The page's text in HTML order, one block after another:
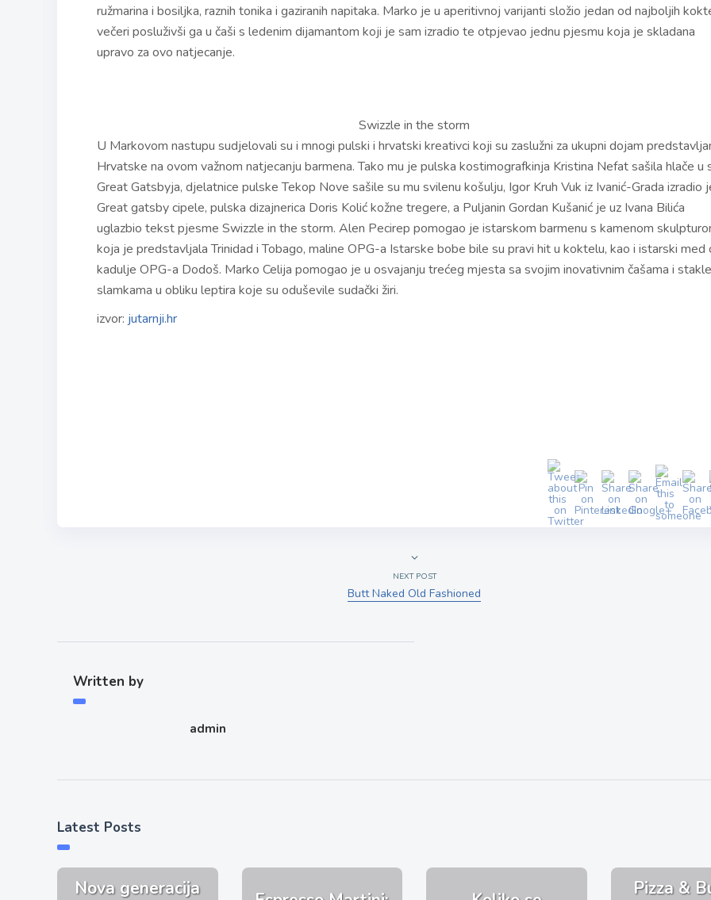
ružmarina i bosiljka, raznih tonika i gaziranih napitaka. Marko je u aperitivnoj varijanti složio jedan od najboljih
večeri posluživši ga u čaši s ledenim dijamantom koji je sam izradio te otpjevao jednu pjesmu koja je skladana
upravo za ovo natjecanje.
Swizzle in the storm
U Markovom nastupu sudjelovali su i mnogi pulski i hrvatski kreativci koji su zaslužni za ukupni dojam
Hrvatske na ovom važnom natjecanju barmena. Tako mu je pulska kostimografkinja Kristina Nefat sašila hlače u
Great Gatsbyja, djelatnice pulske Tekop Nove sašile su mu svilenu košulju, Igor Kruh Vuk iz Ivanić-Grada izradio
Great gatsby cipele, pulska dizajnerica Doris Kolić kožne tregere, a Puljanin Gordan Kušanić je uz Ivana Bilića
uglazbio tekst pjesme Swizzle in the storm. Alen Pecirep pomogao je istarskom barmenu s kamenom
koja je predstavljala Trinidad i Tobago, maline OPG-a Istarske bobe bile su pravi hit u koktelu, kao i istarski med
kadulje OPG-a Dodoš. Marko Celija pomogao je u osvajanju trećeg mjesta sa svojim inovativnim čašama i
slamkama u obliku leptira koje su oduševile sudački žiri.
izvor: jutarnji.hr
NEXT POST
Butt Naked Old Fashioned
Written by
admin
Latest Posts
Nova generacija Pizza &